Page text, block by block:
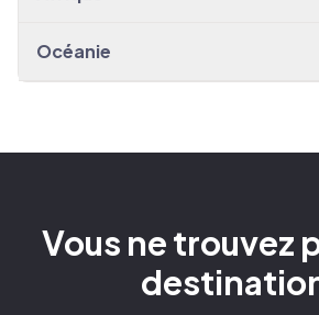
Océanie
Vous ne trouvez